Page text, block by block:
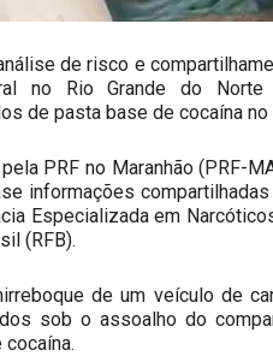
de risco e
no Rio Grande do
de pasta base de cocaína
PRF no Maranhão (PRF-
informações
Especializada em
(RFB).
de um veículo de
sob o assoalho do